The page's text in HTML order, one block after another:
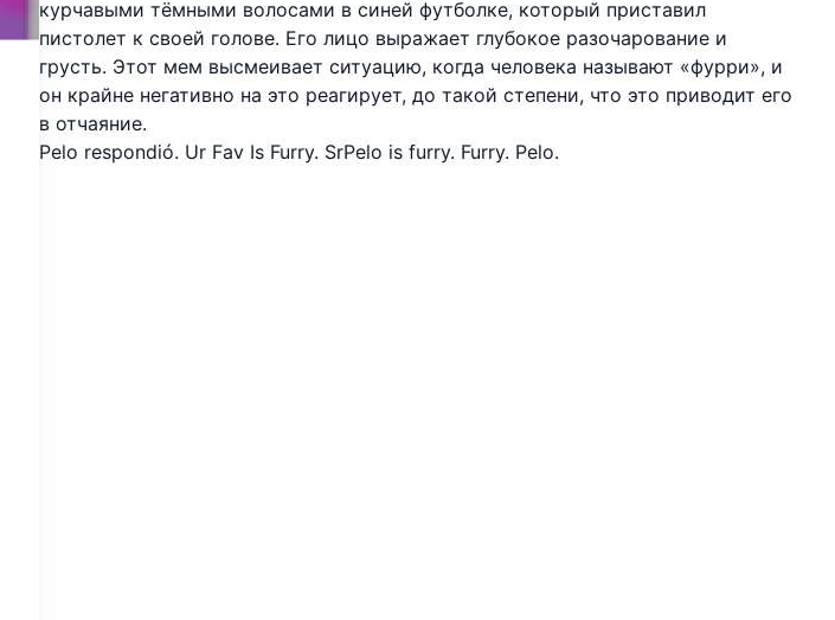
курчавыми тёмными волосами в синей футболке, который приставил
пистолет к своей голове. Его лицо выражает глубокое разочарование и
грусть. Этот мем высмеивает ситуацию, когда человека называют «фурри», и
он крайне негативно на это реагирует, до такой степени, что это приводит его
в отчаяние.
Pelo respondió. Ur Fav Is Furry. SrPelo is furry. Furry. Pelo.